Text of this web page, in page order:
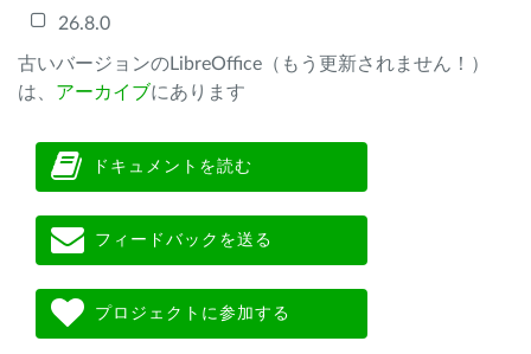
26.8.0
古いバージョンのLibreOffice（もう更新されません！）
は、 アーカイブにあります
ドキュメントを読む
フィードバックを送る
プロジェクトに参加する